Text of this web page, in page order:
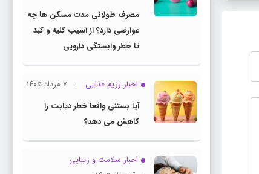
مصرف طولانی مدت مسکن ها چه
عوارضی دارد؟ از آسیب کلیه و کبد
تا خطر وابستگی دارویی
اخبار رژیم غذایی
۷ مرداد ۱۴۰۵
آیا بستنی واقعا خطر دیابت را
کاهش می دهد؟
اخبار سلامت و زیبایی